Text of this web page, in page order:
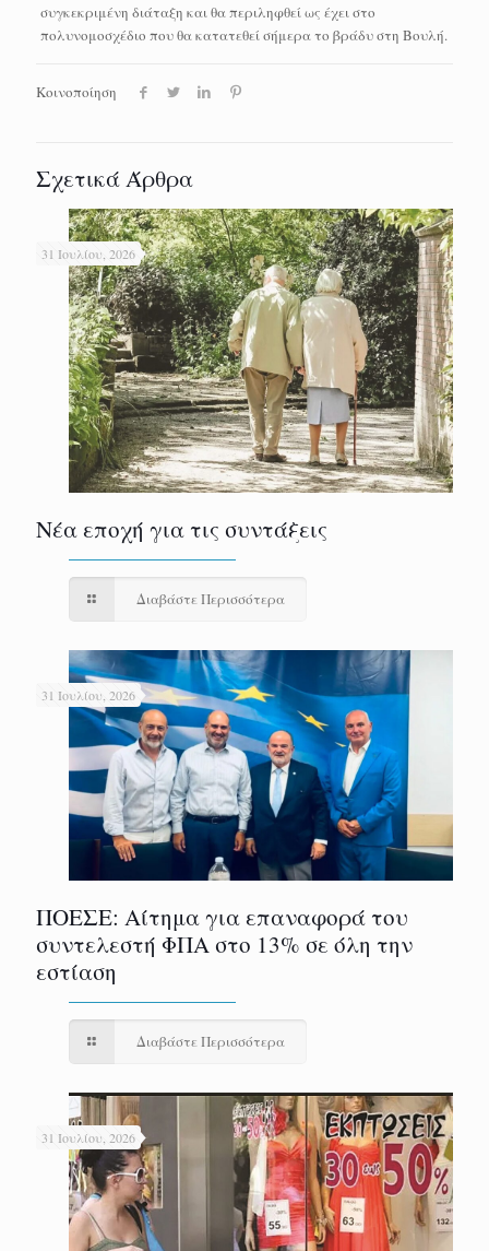
συγκεκριμένη διάταξη και θα περιληφθεί ως έχει στο
πολυνομοσχέδιο που θα κατατεθεί σήμερα το βράδυ στη Βουλή.
Κοινοποίηση
Σχετικά Άρθρα
31 Ιουλίου, 2026
Νέα εποχή για τις συντάξεις
Διαβάστε Περισσότερα
31 Ιουλίου, 2026
ΠΟΕΣΕ: Αίτημα για επαναφορά του
συντελεστή ΦΠΑ στο 13% σε όλη την
εστίαση
Διαβάστε Περισσότερα
31 Ιουλίου, 2026